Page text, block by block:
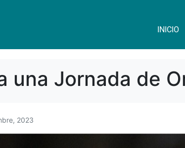
INICIO
una Jornada de
2023